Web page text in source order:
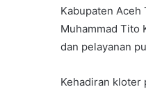
Kabupaten Aceh
Muhammad Tito
dan pelayanan
Kehadiran kloter